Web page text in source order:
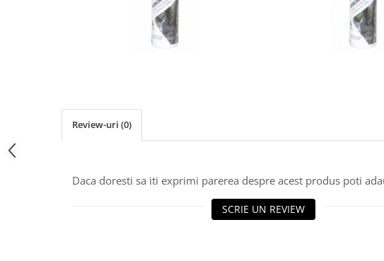
Review-uri (0)
Daca doresti sa iti exprimi parerea despre acest produs poti
SCRIE UN REVIEW